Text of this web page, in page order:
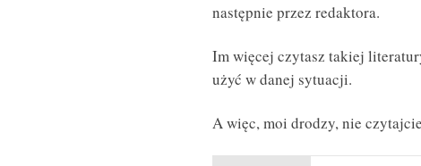
następnie przez redaktora.
Im więcej czytasz takiej
użyć w danej sytuacji.
A więc, moi drodzy, nie